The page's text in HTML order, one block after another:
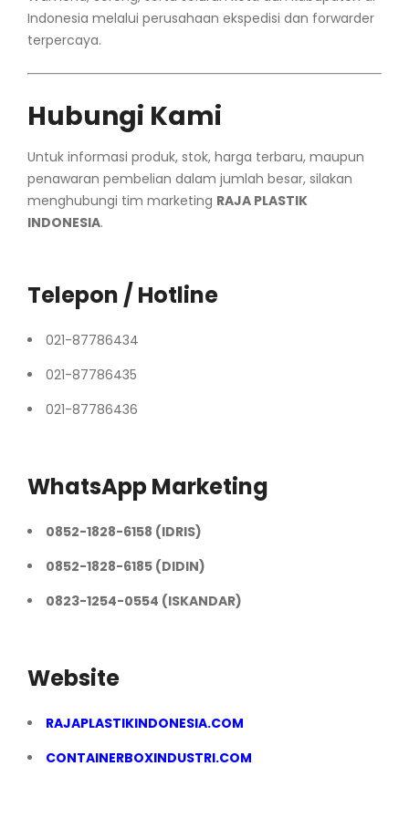
Indonesia melalui perusahaan ekspedisi dan forwarder
terpercaya.
Hubungi Kami
Untuk informasi produk, stok, harga terbaru, maupun
penawaran pembelian dalam jumlah besar, silakan
menghubungi tim marketing RAJA PLASTIK
INDONESIA.
Telepon / Hotline
021-87786434
021-87786435
021-87786436
WhatsApp Marketing
0852-1828-6158 (IDRIS)
0852-1828-6185 (DIDIN)
0823-1254-0554 (ISKANDAR)
Website
RAJAPLASTIKINDONESIA.COM
CONTAINERBOXINDUSTRI.COM